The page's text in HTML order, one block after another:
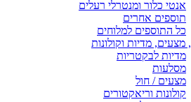
אנטי כלור ומנטרלי רעלים
תוספים אחרים
כל התוספים למלוחים
מדיות וקולונות
מדיות לבקטריות
מסלעות
מצעים / חול
קולונות וריאקטורים